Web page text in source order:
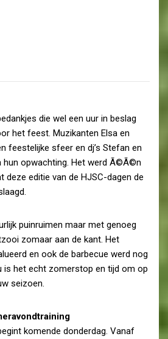
die wel een uur in beslag
het feest. Muzikanten Elsa en
feestelijke sfeer en dj’s Stefan en
hun opwachting. Het werd Ã©Ã©n
editie van de HJSC-dagen de
puinruimen maar met genoeg
zomaar aan de kant. Het
en ook de barbecue werd nog
is het echt zomerstop en tijd om op
seizoen.
komende donderdag. Vanaf